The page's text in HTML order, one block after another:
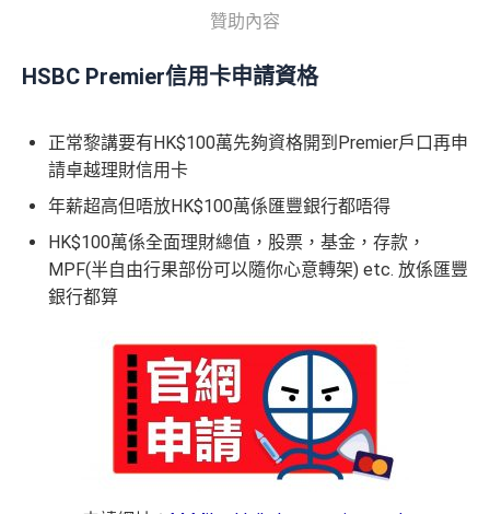
贊助內容
HSBC Premier信用卡申請資格
正常黎講要有HK$100萬先夠資格開到Premier戶口再申
請卓越理財信用卡
年薪超高但唔放HK$100萬係匯豐銀行都唔得
HK$100萬係全面理財總值，股票，基金，存款，
MPF(半自由行果部份可以隨你心意轉架) etc. 放係匯豐
銀行都算